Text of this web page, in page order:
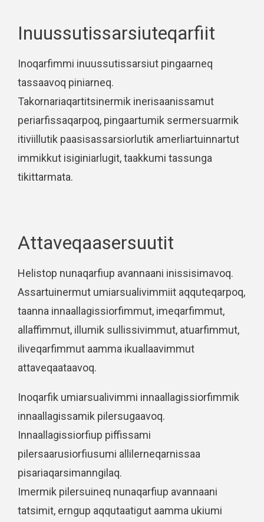
Inuussutissarsiuteqarfiit
Inoqarfimmi inuussutissarsiut pingaarneq
tassaavoq piniarneq.
Takornariaqartitsinermik inerisaanissamut
periarfissaqarpoq, pingaartumik sermersuarmik
itiviillutik paasisassarsiorlutik amerliartuinnartut
immikkut isiginiarlugit, taakkumi tassunga
tikittarmata.
Attaveqaasersuutit
Helistop nunaqarfiup avannaani inissisimavoq.
Assartuinermut umiarsualivimmiit aqquteqarpoq,
taanna innaallagissiorfimmut, imeqarfimmut,
allaffimmut, illumik sullissivimmut, atuarfimmut,
iliveqarfimmut aamma ikuallaavimmut
attaveqaataavoq.
Inoqarfik umiarsualivimmi innaallagissiorfimmik
innaallagissamik pilersugaavoq.
Innaallagissiorfiup piffissami
pilersaarusiorfiusumi allilerneqarnissaa
pisariaqarsimanngilaq.
Imermik pilersuineq nunaqarfiup avannaani
tatsimit, erngup aqqutaatigut aamma ukiumi